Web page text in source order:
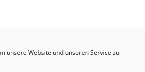
unsere Website und unseren Service zu